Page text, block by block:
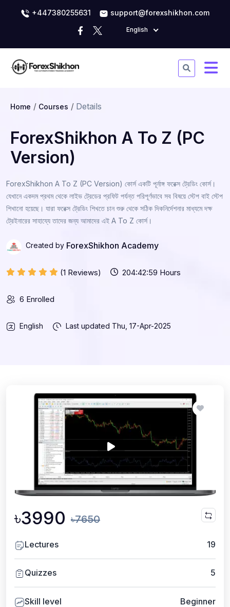
+447380255631 support@forexshikhon.com
English
Home Courses Details
ForexShikhon A To Z (PC
Version)
ForexShikhon A To Z (PC Version) কোর্স একটি পূর্নাঙ্গ ফরেক্স ট্রেডিং কোর্স।
যেখানে একদম প্রথম থেকে লাইভ ট্রেডের প্রফিট পর্যন্ত পরিপূর্ণভাবে সব বিষয়ে স্টেপ বাই স্টেপ
শিখানো হয়েছে। যারা ফরেক্স ট্রেডিং শিখতে চান শুরু থেকে সঠিক দিকনির্দেশনার মাধ্যমে দক্ষ
ট্রেইনারের সাহায্যে তাদের জন্য আমাদের এই A To Z কোর্স।
Created by ForexShikhon Academy
(1 Reviews) 204:42:59 Hours
6 Enrolled
English Last updated Thu, 17-Apr-2025
৳3990 ৳7650
Lectures 19
Quizzes 5
Skill level Beginner